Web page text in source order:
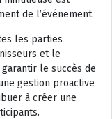
de l’événement.
les parties
et le
le succès de
gestion proactive
à créer une